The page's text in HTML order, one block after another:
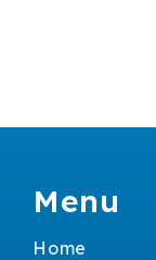
Menu
Home